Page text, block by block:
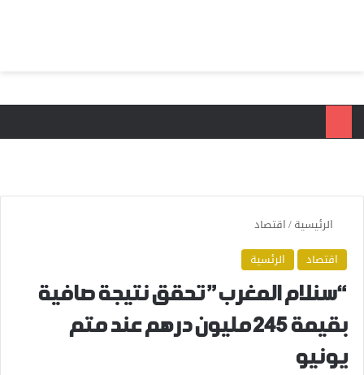
الرئيسية/اقتصاد
اقتصاد
الرئسية
“سنلام المغرب” تحقق نتيجة صافية
بقيمة 245 مليون درهم عند متم
يونيو